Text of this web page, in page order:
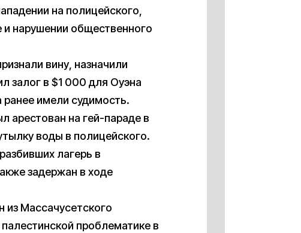
на полицейского,
нарушении общественного
вину, назначили
залог в $1 000 для Оуэна
имели судимость.
арестован на гей-параде в
воды в полицейского.
лагерь в
задержан в ходе
из Массачусетского
проблематике в